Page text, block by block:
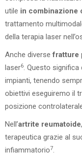
utile in combinazione
trattamento
della terapia laser
Anche diversefratture
laser6. Questo
impianti, tenendo
obiettivi eseguiremo il
posizione
Nell’artrite reumatoide
terapeutica grazie al
infiammatorio7.